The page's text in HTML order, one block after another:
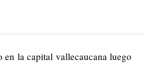
en la capital vallecaucana luego